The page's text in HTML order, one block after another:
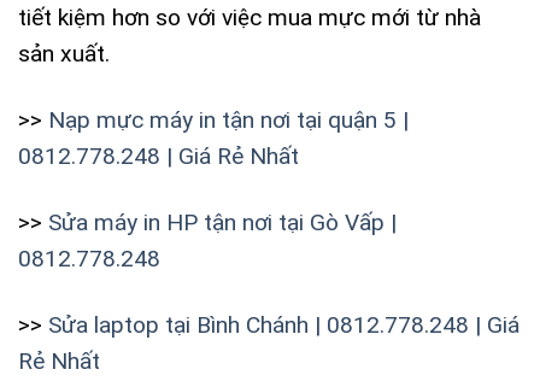
tiết kiệm hơn so với việc mua mực mới từ nhà
sản xuất.
>> Nạp mực máy in tận nơi tại quận 5 |
0812.778.248 | Giá Rẻ Nhất
>> Sửa máy in HP tận nơi tại Gò Vấp |
0812.778.248
>> Sửa laptop tại Bình Chánh | 0812.778.248 | Giá
Rẻ Nhất